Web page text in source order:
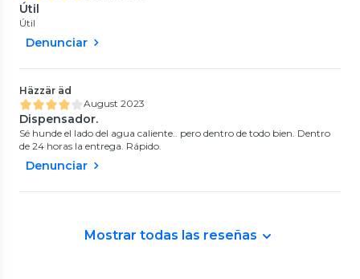
Útil
Útil
Denunciar
Häzzär äd
August 2023
Dispensador.
Sé hunde el lado del agua caliente.. pero dentro de todo bien. Dentro
de 24 horas la entrega. Rápido.
Denunciar
Mostrar todas las reseñas